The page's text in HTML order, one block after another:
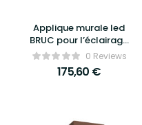
Applique murale led
BRUC pour l’éclairage
extérieur – FARO
0 Reviews
175,60 €